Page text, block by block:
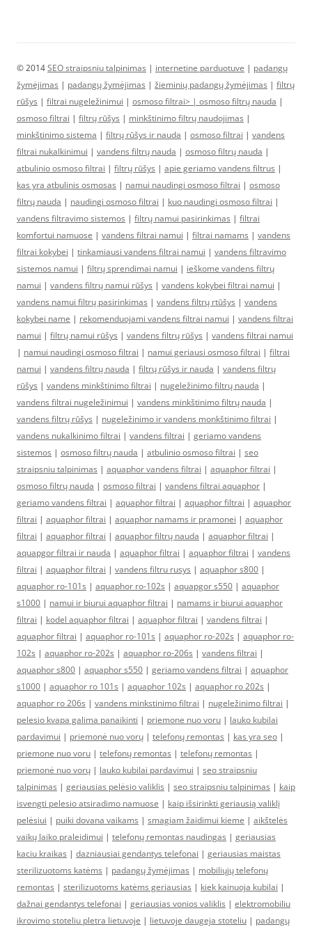
© 2014SEO straipsniu talpinimas | internetine parduotuve | padangų
žymėjimas | padangų žymėjimas | žieminių padangų žymėjimas | filtrų
rūšys | filtrai nugeležinimui | osmoso filtrai> | osmoso filtrų nauda |
osmoso filtrai | filtrų rūšys | minkštinimo filtrų naudojimas |
minkštinimo sistema | filtrų rūšys ir nauda | osmoso filtrai | vandens
filtrai nukalkinimui | vandens filtrų nauda | osmoso filtrų nauda |
atbulinio osmoso filtrai | filtrų rūšys | apie geriamo vandens filtrus |
kas yra atbulinis osmosas | namui naudingi osmoso filtrai | osmoso
filtrų nauda | naudingi osmoso filtrai | kuo naudingi osmoso filtrai |
vandens filtravimo sistemos | filtrų namui pasirinkimas | filtrai
komfortui namuose | vandens filtrai namui | filtrai namams | vandens
filtrai kokybei | tinkamiausi vandens filtrai namui | vandens filtravimo
sistemos namui | filtrų sprendimai namui | ieškome vandens filtrų
namui | vandens filtrų namui rūšys | vandens kokybei filtrai namui |
vandens namui filtrų pasirinkimas | vandens filtrų rtūšys | vandens
kokybei name | rekomenduojami vandens filtrai namui | vandens filtrai
namui | filtrų namui rūšys | vandens filtrų rūšys | vandens filtrai namui
| namui naudingi osmoso filtrai | namui geriausi osmoso filtrai | filtrai
namui | vandens filtrų nauda | filtrų rūšys ir nauda | vandens filtrų
rūšys | vandens minkštinimo filtrai | nugeležinimo filtrų nauda |
vandens filtrai nugeležinimui | vandens minkštinimo filtrų nauda |
vandens filtrų rūšys | nugeležinimo ir vandens monkštinimo filtrai |
vandens nukalkinimo filtrai | vandens filtrai | geriamo vandens
sistemos | osmoso filtrų nauda | atbulinio osmoso filtrai | seo
straipsniu talpinimas | aquaphor vandens filtrai | aquaphor filtrai |
osmoso filtrų nauda | osmoso filtrai | vandens filtrai aquaphor |
geriamo vandens filtrai | aquaphor filtrai | aquaphor filtrai | aquaphor
filtrai | aquaphor filtrai | aquaphor namams ir pramonei | aquaphor
filtrai | aquaphor filtrai | aquaphor filtrų nauda | aquaphor filtrai |
aquapgor filtrai ir nauda | aquaphor filtrai | aquaphor filtrai | vandens
filtrai | aquaphor filtrai | vandens filtru rusys | aquaphor s800 |
aquaphor ro-101s | aquaphor ro-102s | aquapgor s550 | aquaphor
s1000 | namui ir biurui aquaphor filtrai | namams ir biurui aquaphor
filtrai | kodel aquaphor filtrai | aquaphor filtrai | vandens filtrai |
aquaphor filtrai | aquaphor ro-101s | aquaphor ro-202s | aquaphor ro-
102s | aquaphor ro-202s | aquaphor ro-206s | vandens filtrai |
aquaphor s800 | aquaphor s550 | geriamo vandens filtrai | aquaphor
s1000 | aquaphor ro 101s | aquaphor 102s | aquaphor ro 202s |
aquaphor ro 206s | vandens minkstinimo filtrai | nugeležinimo filtrai |
pelesio kvapa galima panaikinti | priemone nuo voru | lauko kubilai
pardavimui | priemonė nuo vorų | telefonų remontas | kas yra seo |
priemone nuo voru | telefonų remontas | telefonų remontas |
priemonė nuo vorų | lauko kubilai pardavimui | seo straipsniu
talpinimas | geriausias pelėsio valiklis | seo straipsniu talpinimas | kaip
isvengti pelesio atsiradimo namuose | kaip išsirinkti geriausią valiklį
pelėsiui | puiki dovana vaikams | smagiam žaidimui kieme | aikštelės
vaikų laiko praleidimui | telefonų remontas naudingas | geriausias
kaciu kraikas | dazniausiai gendantys telefonai | geriausias maistas
sterilizuotoms katėms | padangų žymėjimas | mobiliųjų telefonų
remontas | sterilizuotoms katėms geriausias | kiek kainuoja kubilai |
dažnai gendantys telefonai | geriausias vonios valiklis | elektromobiliu
ikrovimo stoteliu pletra lietuvoje | lietuvoje daugeja stoteliu | padangų